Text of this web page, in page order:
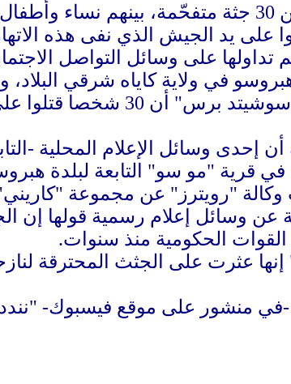
عُثر على أكثر من 30 جثة متفحّمة،
على يد الجيش الذي نفى هذه
على وسائل التواصل
في ولاية كاياه شرقي
وذكرت وكالة
أن إحدى وسائل الإعلام المحلية -
قرية "مو سو" التابعة لبلدة
وكالة "رويترز" عن مجموعة
عن وسائل إعلام رسمية قولها إن
الحكومية منذ سنوات.
إنها عثرت على الجثث المحترقة
في منشور على موقع فيسبوك- "نندد